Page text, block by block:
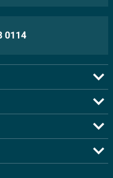
naam en
0114